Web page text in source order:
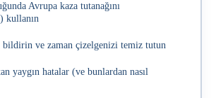
Avrupa kaza tutanağını
kullanın
bildirin ve zaman çizelgenizi temiz tutun
yaygın hatalar (ve bunlardan nasıl